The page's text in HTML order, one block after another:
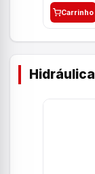
Carrinho
Hidráulica